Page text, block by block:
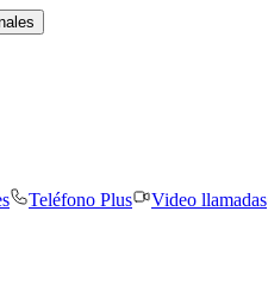
Teléfono Plus Video llamadas